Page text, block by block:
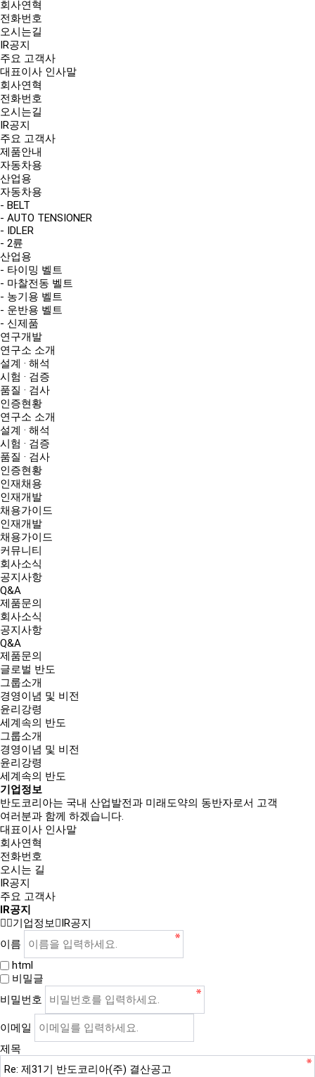
회사연혁
전화번호
오시는길
IR공지
주요 고객사
대표이사 인사말
회사연혁
전화번호
오시는길
IR공지
주요 고객사
제품안내
자동차용
산업용
자동차용
- BELT
- AUTO TENSIONER
- IDLER
- 2륜
산업용
- 타이밍 벨트
- 마찰전동 벨트
- 농기용 벨트
- 운반용 벨트
- 신제품
연구개발
연구소 소개
설계 · 해석
시험 · 검증
품질 · 검사
인증현황
연구소 소개
설계 · 해석
시험 · 검증
품질 · 검사
인증현황
인재채용
인재개발
채용가이드
인재개발
채용가이드
커뮤니티
회사소식
공지사항
Q&A
제품문의
회사소식
공지사항
Q&A
제품문의
글로벌 반도
그룹소개
경영이념 및 비전
윤리강령
세계속의 반도
그룹소개
경영이념 및 비전
윤리강령
세계속의 반도
기업정보
반도코리아는 국내 산업발전과 미래도약의 동반자로서 고객
여러분과 함께 하겠습니다.
대표이사 인사말
회사연혁
전화번호
오시는 길
IR공지
주요 고객사
IR공지
기업정보
IR공지
이름
html
비밀글
비밀번호
이메일
제목